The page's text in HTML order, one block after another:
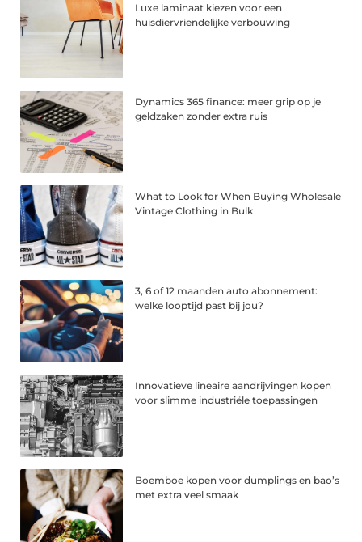
Luxe laminaat kiezen voor een
huisdiervriendelijke verbouwing
Dynamics 365 finance: meer grip op je
geldzaken zonder extra ruis
What to Look for When Buying Wholesale
Vintage Clothing in Bulk
3, 6 of 12 maanden auto abonnement:
welke looptijd past bij jou?
Innovatieve lineaire aandrijvingen kopen
voor slimme industriële toepassingen
Boemboe kopen voor dumplings en bao’s
met extra veel smaak